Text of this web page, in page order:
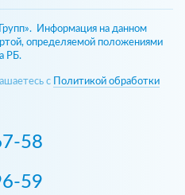
Информация на данном
определяемой положениями
РБ.
с
Политикой обработки
58
59